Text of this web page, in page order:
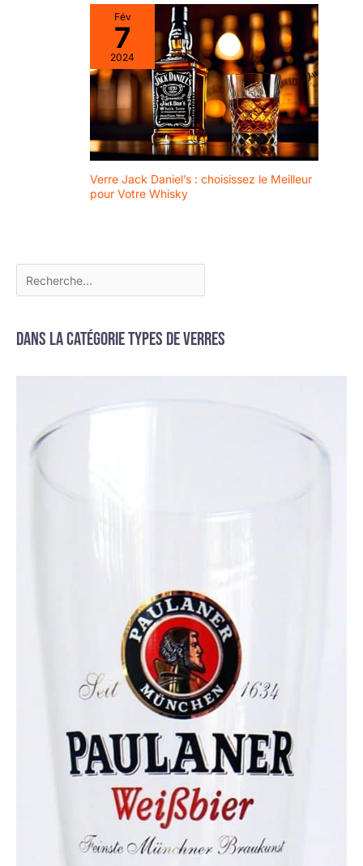
Fév
7
2024
Verre Jack Daniel’s : choisissez le Meilleur
pour Votre Whisky
Dans la catégorie Types de verres